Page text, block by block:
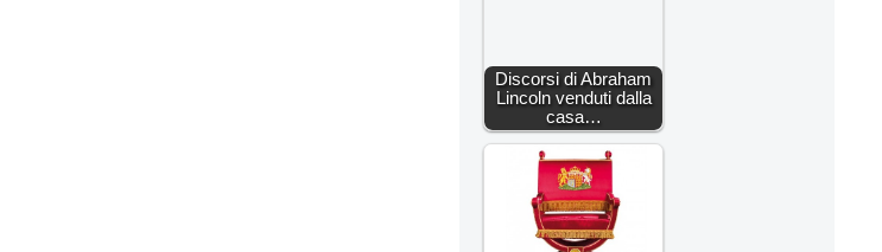
Discorsi di Abraham
Lincoln venduti dalla
casa…